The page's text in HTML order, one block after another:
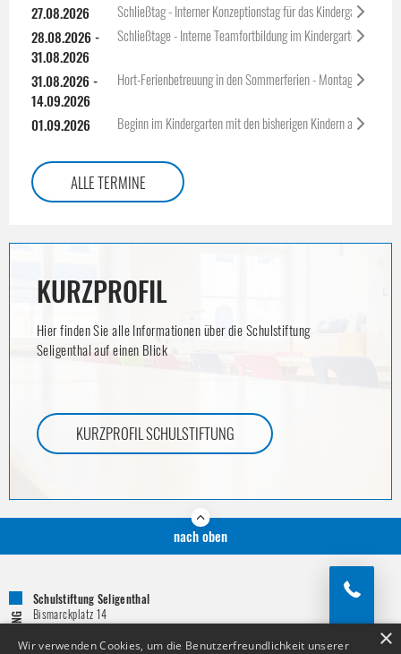
27.08.2026
Schließtag - Interner Konzeptionstag für das Kindergarten-Team
28.08.2026 -
31.08.2026
Schließtage - Interne Teamfortbildung im Kindergarten 28. +
31.08.2026 -
14.09.2026
Hort-Ferienbetreuung in den Sommerferien - Montag
01.09.2026 Beginn im Kindergarten mit den bisherigen Kindern am
ALLE TERMINE
KURZPROFIL
Hier finden Sie alle Informationen über die Schulstiftung
Seligenthal auf einen Blick
KURZPROFIL SCHULSTIFTUNG
nach oben
Schulstiftung Seligenthal
Bismarckplatz 14
Telefon:0871 / 821 – 151
×
Wir verwenden Cookies, um die Benutzerfreundlichkeit unserer